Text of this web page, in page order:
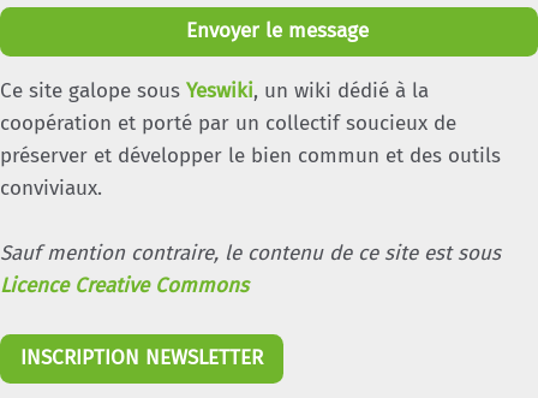
Envoyer le message
Ce site galope sous Yeswiki, un wiki dédié à la
coopération et porté par un collectif soucieux de
préserver et développer le bien commun et des outils
conviviaux.
Sauf mention contraire, le contenu de ce site est sous
Licence Creative Commons
INSCRIPTION NEWSLETTER